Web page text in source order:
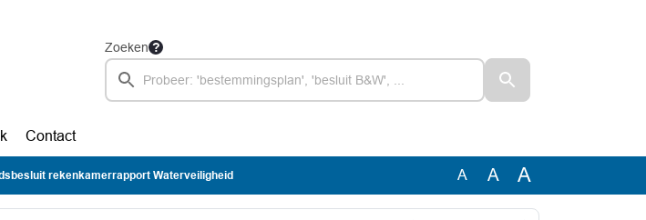
Zoeken
Contact
rekenkamerrapport Waterveiligheid A A A